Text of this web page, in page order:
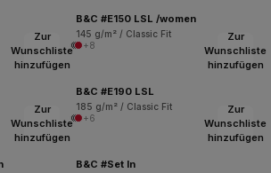
B&C #E150 LSL /women
145 g/m² / Classic Fit
+8
Zur
Wunschliste
hinzufügen
Zur
Wunschliste
hinzufügen
B&C #E190 LSL
185 g/m² / Classic Fit
+6
Zur
Wunschliste
hinzufügen
Zur
Wunschliste
hinzufügen
B&C #Set In